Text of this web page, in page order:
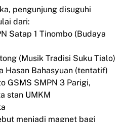
pengunjung disuguhi
dari:
Satap 1 Tinombo (Budaya
(Musik Tradisi Suku Tialo)
Hasan Bahasyuan (tentatif)
GSMS SMPN 3 Parigi,
stan UMKM
menjadi magnet bagi